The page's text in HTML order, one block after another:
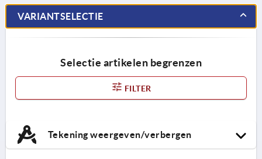
VARIANTSELECTIE
Selectie artikelen begrenzen
FILTER
Tekening weergeven/verbergen